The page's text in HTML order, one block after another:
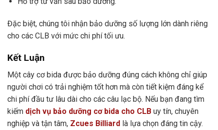
Đặc biệt, chúng tôi nhận bảo dưỡng số lượng lớn dành riêng
cho các CLB với mức chi phí tối ưu.
Kết Luận
Một cây cơ bida được bảo dưỡng đúng cách không chỉ giúp
người chơi có trải nghiệm tốt hơn mà còn tiết kiệm đáng kể
chi phí đầu tư lâu dài cho các câu lạc bộ. Nếu bạn đang tìm
kiếm dịch vụ bảo dưỡng cơ bida cho CLB uy tín, chuyên
nghiệp và tận tâm, Zcues Billiard là lựa chọn đáng tin cậy.